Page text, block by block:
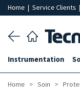
Home | Service Clients |
Instrumentation
Home Soin